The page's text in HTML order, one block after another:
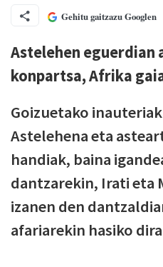
Gehitu gaitzazu Googlen
Astelehen eguerdian
konpartsa, Afrika
Goizuetako
Astelehena eta
handiak, baina
dantzarekin, Irati eta
izanen den
afariarekin hasiko